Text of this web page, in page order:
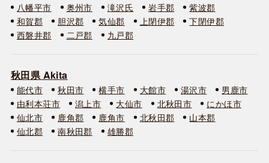
八幡平市
奥州市 滝沢氏 岩手郡
紫波郡
和賀郡
胆沢郡 気仙郡 上閉伊郡
下閉伊郡
西磐井郡
二戸郡 九戸郡
秋田県 Akita
能代市 秋田市 横手市 大館市 湯沢市
男鹿市
由利本荘市
潟上市 大仙市 北秋田市
にかほ市
仙北市
鹿角郡 鹿角市 北秋田郡
山本郡
仙北郡
南秋田郡 雄勝郡